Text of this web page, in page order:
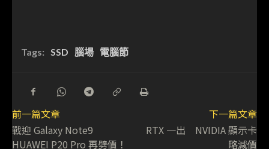
Tags: SSD 腦場 電腦節
前一篇文章
戰迎 Galaxy Note9
HUAWEI P20 Pro 再劈價！
下一篇文章
RTX 一出 NVIDIA 顯示卡
略減價